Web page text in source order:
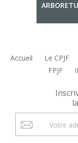
Accueil Le CPJF
FPJF